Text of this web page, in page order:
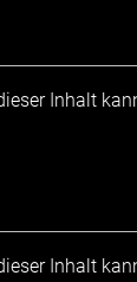
Inhalt
Inhalt